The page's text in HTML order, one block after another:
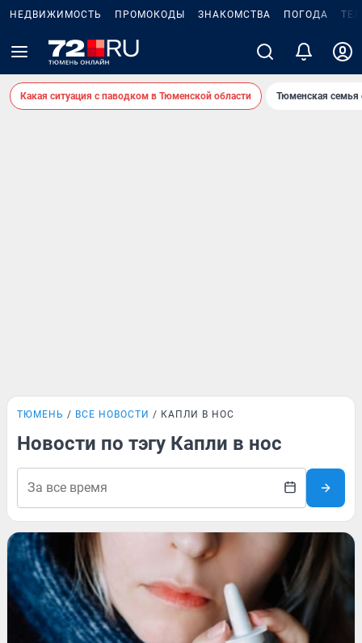
НЕДВИЖИМОСТЬ ПРОМОКОДЫ ЗНАКОМСТВА ПОГОДА
Какая ситуация с паводком в Тюменской области Тюменская семья
ТЮМЕНЬ ВСЕ НОВОСТИ КАПЛИ В НОС
Новости по тэгу Капли в нос